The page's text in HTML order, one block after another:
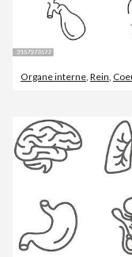
Organe interne, Rein,